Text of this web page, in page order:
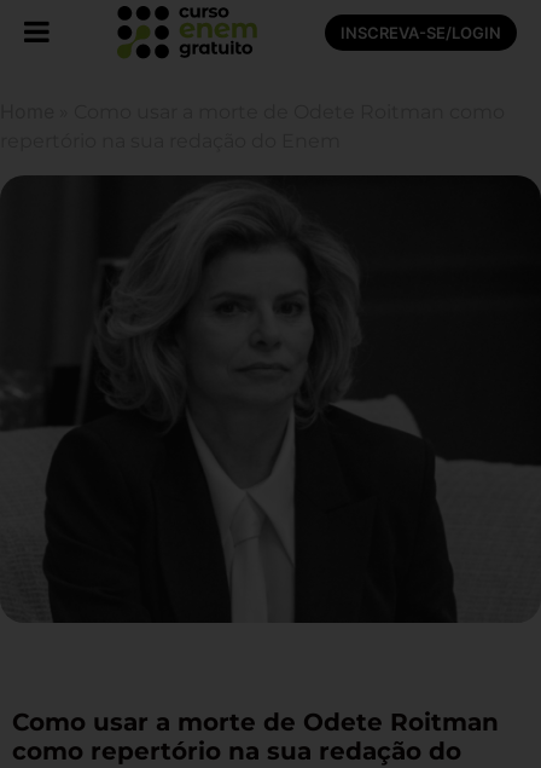
INSCREVA-SE/LOGIN
Como usar a morte de Odete Roitman
como repertório na sua redação do